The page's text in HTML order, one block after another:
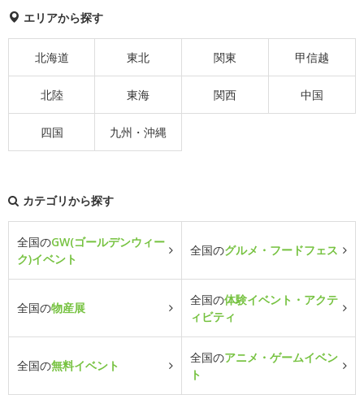
エリアから探す
北海道 東北 関東 甲信越
北陸 東海 関西 中国
四国 九州・沖縄
カテゴリから探す
全国のGW(ゴールデンウィー
ク)イベント
全国のグルメ・フードフェス
全国の物産展
全国の体験イベント・アクテ
ィビティ
全国の無料イベント
全国のアニメ・ゲームイベン
ト